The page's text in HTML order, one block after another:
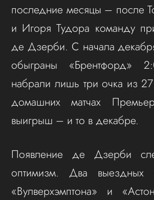
последние месяцы – после
и Игоря Тудора команду
де Дзерби. С начала
обыграны «Брентфорд»
набрали лишь три очка из
домашних матчах
выигрыш – и то в декабре.
Появление де Дзерби
оптимизм. Два
«Вулверхэмптона» и